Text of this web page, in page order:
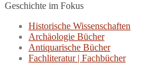
Geschichte im Fokus
Historische Wissenschaften
Archäologie Bücher
Antiquarische Bücher
Fachliteratur | Fachbücher